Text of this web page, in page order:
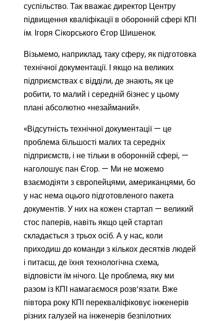
суспільство. Так вважає директор Центру
підвищення кваліфікації в оборонній сфері КПІ
ім. Ігоря Сікорського Єгор Шишенок.
Візьмемо, наприклад, таку сферу, як підготовка
технічної документації. І якщо на великих
підприємствах є відділи, де знають, як це
робити, то малий і середній бізнес у цьому
плані абсолютно «незайманий».
«Відсутність технічної документації — це
проблема більшості малих та середніх
підприємств, і не тільки в оборонній сфері, —
наголошує пан Єгор. — Ми не можемо
взаємодіяти з європейцями, американцями, бо
у нас нема оцього підготовленого пакета
документів. У них на кожен стартап — великий
стос паперів, навіть якщо цей стартап
складається з трьох осіб. А у нас, коли
приходиш до команди з кількох десятків людей
і питаєш, де їхня технологічна схема,
відповісти їм нічого. Це проблема, яку ми
разом із КПІ намагаємося розв’язати. Вже
півтора року КПІ перекваліфіковує інженерів
різних галузей на інженерів безпілотних